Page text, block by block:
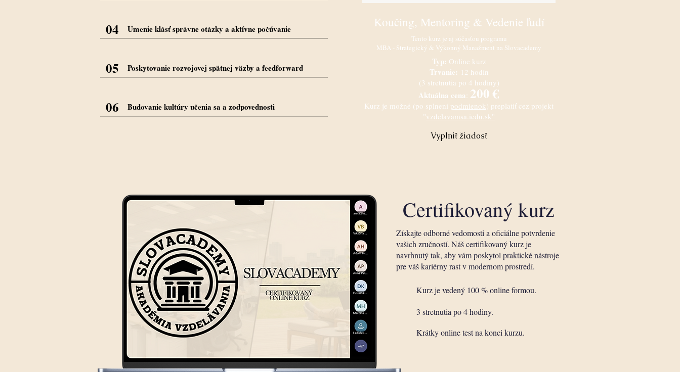
04 Umenie klásť správne otázky a aktívne počúvanie
05 Poskytovanie rozvojovej spätnej väzby a feedforward
06 Budovanie kultúry učenia sa a zodpovednosti
Koučing, Mentoring & Vedenie ľudí
Tento kurz je aj súčasťou programu
MBA - Strategický & Výkonný Manažment na Slovacademy
Vyplniť žiadosť
Typ: Online kurz
Trvanie: 12 hodín
(3 stretnutia po 4 hodiny)
Aktuálna cena: 200 €
Kurz je možné (po splnení podmienok) preplatiť cez projekt
"vzdelavamsa.iedu.sk"
Certifikovaný kurz
3 stretnutia po 4 hodiny.
Kurz je vedený 100 % online formou.
Krátky online test na konci kurzu.
Získajte odborné vedomosti a oficiálne potvrdenie
vašich zručností. Náš certifikovaný kurz je
navrhnutý tak, aby vám poskytol praktické nástroje
pre váš kariérny rast v modernom prostredí.